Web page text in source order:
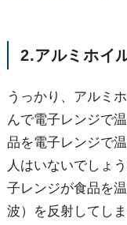
2.アルミホイ
うっかり、アルミ
んで電子レンジで
品を電子レンジで
人はいないでしょ
子レンジが食品を
波）を反射してし